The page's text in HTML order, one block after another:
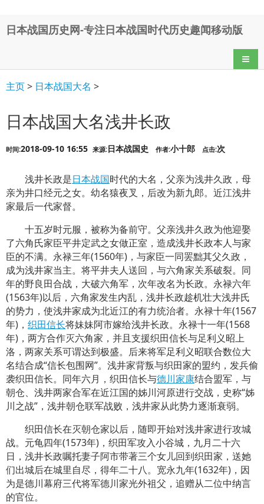
日本战国历史网-专注日本战国时代历史趣闻移动版
导航
主页> 日本战国大名 >
日本战国大名浅井长政
时间:2018-09-10 16:55 来源:日本战国史 作者:小十郎 点击:次
浅井长政是日本战国时代的大名，父亲为浅井久政，母
亲为井口经元之女。幼名猿夜叉，后改为新九郎。近江浅井
家最后一代家督。
十五岁时元服，被称为备前守。父亲浅井久政为他迎娶
了六角氏家臣平井定武之女做正室，造成浅井长政本人与家
臣的不满。永禄三年(1560年)，与家臣一同罢黜其父久政，
成为浅井家当主。将平井夫人送回，与六角家关系破裂。同
年的野良田合战，大破六角军，次年改名为长政。永禄六年
(1563年)以后，六角家发生内乱，浅井长政趁机壮大浅井氏
的势力，使浅井家成为北近江的有力统治者。永禄十年(1567
年)， 织田信长将妹妹阿市嫁给浅井长政。永禄十一年(1568
年)，两方合作灭六角家，并且支援织田信长与足利义昭上
洛，两家关系可谓达到极盛。后来将军足利义昭联合数位大
名结合成“信长包围网”。浅井家背叛与织田家的盟约，发兵偷
袭织田信长。同年六月，织田信长与德川家康结合盟军，与
朝仓、浅井两家合军在近江国的姊川河原进行交战，史称“姊
川之战”，浅井朝仓联军战败，浅井家从此势力逐渐衰弱。
织田信长在灭朝仓家以后，随即开始对浅井家进行攻城
战。元龟四年(1573年)，织田军攻入小谷城，九月二十六
日，浅井长政嘱托妻子阿市带著三个女儿回到织田家，送她
们出城后在城里自尽，得年二十八。宽永九年(1632年)，因
为是德川幕府三代将军德川家光外祖父，追赠从二位中纳言
的官位。